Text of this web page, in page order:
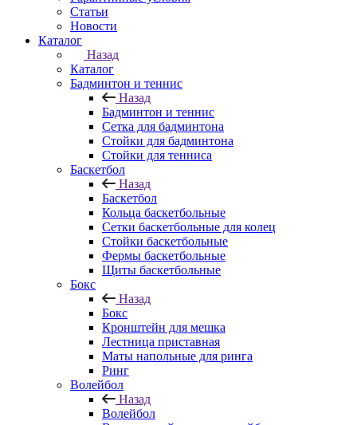
Статьи
Новости
Каталог
Назад
Каталог
Бадминтон и теннис
Назад
Бадминтон и теннис
Сетка для бадминтона
Стойки для бадминтона
Стойки для тенниса
Баскетбол
Назад
Баскетбол
Кольца баскетбольные
Сетки баскетбольные для колец
Стойки баскетбольные
Фермы баскетбольные
Щиты баскетбольные
Бокс
Назад
Бокс
Кронштейн для мешка
Лестница приставная
Маты напольные для ринга
Ринг
Волейбол
Назад
Волейбол